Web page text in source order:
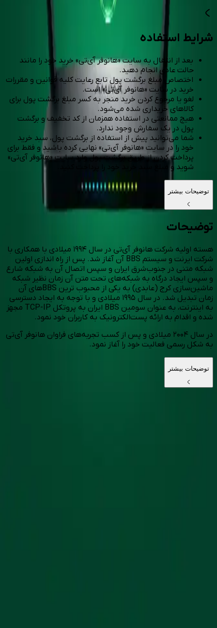
شرایط استفاده
بعد از انتقال به سایت «هانوفر آی‌تی» خرید خود را مانند
حالت عادی انجام دهید.
اختصاص مبلغ برگشت پول تابع رعایت کلیه قوانین و مقررات
خرید در سایت «هانوفر آی‌تی» است.
لغو یا مرجوع کردن خرید منجر به کسر مبلغ برگشت پول برای
کالاهای خریداری شده می‌شود.
هیچ ممانعتی در استفاده همزمان از کد تخفیف و برگشت
پول در یک سفارش وجود ندارد.
شما می‌توانید پیش از استفاده از برگشت پول، سبد خرید
خود را در سایت «هانوفر آی‌تی» نهایی کرده باشید و فقط برای
پرداخت کردن از طریق برگشت پول وارد سایت «هانوفر آی‌تی»
شوید و مبلغ سبد خرید خود را پرداخت کنید.
توضیحات بیشتر
توضیحات
هسته اولیه شرکت هانوفر آی‌تی در سال ۱۹۹۴ میلادی با همکاری با
شرکت ایرنت و سیستم BBS آن آغاز شد. پس از راه اندازی اولین
شبکه متنی در جنوب‌شرق ایران و سپس اتصال آن به شبکه شارع
و سپس ایجاد درگاه به شبکه‌های تحت متن آن زمان نظیر شبکه
ماشین‌سازی کرج (عابدی) به یکی از محبوب ترین BBS‌های آن
زمان تبدیل شد. در سال ۱۹۹۵ میلادی و با توجه به ایجاد دسترسی
به اینترنت، به عنوان سومین BBS ایران به پروتکل TCP-IP مجهز
شده و اقدام به ارائه پست‌الکترونیک به کاربران خود نمود.
در سال ۲۰۰۴ میلادی و پس از کسب تجربه‌های فراوان هانوفر آی‌تی
به شکل رسمی فعالیت خود را آغاز نمود.
توضیحات بیشتر